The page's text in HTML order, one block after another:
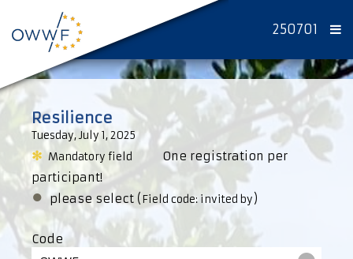
250701
Resilience
Tuesday, July 1, 2025
✻ Mandatory field
One registration per
participant!
● please select (Field code: invited by)
Code